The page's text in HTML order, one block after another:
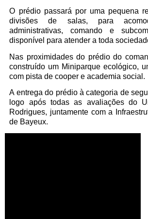
O prédio passará por uma pequena
divisões de salas, para
administrativas, comando e
disponível para atender a toda
Nas proximidades do prédio do
construído um Miniparque ecológico,
com pista de cooper e academia social.
A entrega do prédio à categoria de
logo após todas as avaliações do
Rodrigues, juntamente com a
de Bayeux.